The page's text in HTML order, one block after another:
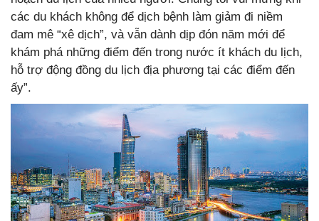
các du khách không để dịch bệnh làm giảm đi niềm
đam mê “xê dịch”, và vẫn dành dịp đón năm mới để
khám phá những điểm đến trong nước ít khách du lịch,
hỗ trợ động đồng du lịch địa phương tại các điểm đến
ấy”.